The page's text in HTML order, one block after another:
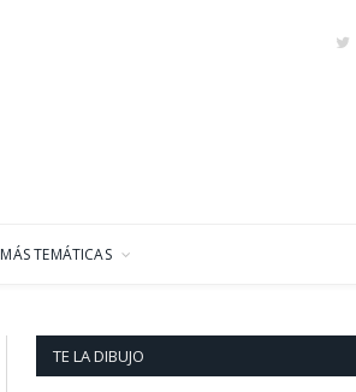
MÁS TEMÁTICAS
TE LA DIBUJO